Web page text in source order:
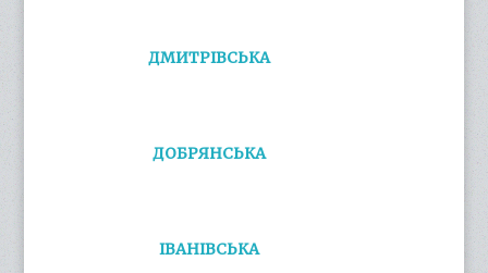
ДМИТРІВСЬКА
ДОБРЯНСЬКА
ІВАНІВСЬКА